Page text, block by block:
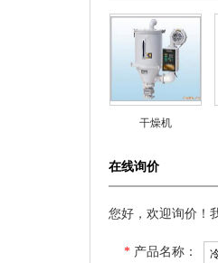
干燥机
在线询价
您好，欢迎询价！
* 产品名称：